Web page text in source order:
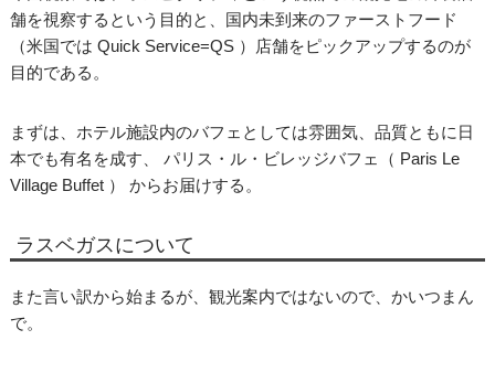
舗を視察するという目的と、国内未到来のファーストフード
（米国では Quick Service=QS ）店舗をピックアップするのが
目的である。
まずは、ホテル施設内のバフェとしては雰囲気、品質ともに日
本でも有名を成す、 パリス・ル・ビレッジバフェ（ Paris Le
Village Buffet ） からお届けする。
ラスベガスについて
また言い訳から始まるが、観光案内ではないので、かいつまん
で。